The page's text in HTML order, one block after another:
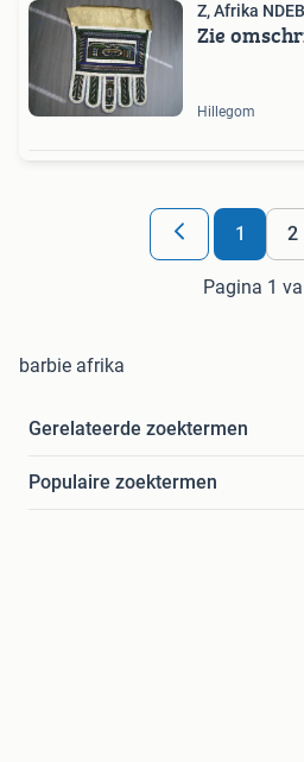
Z,
Zie
Hillegom
1 2
Pagina 1
barbie afrika
Gerelateerde zoektermen
Populaire zoektermen